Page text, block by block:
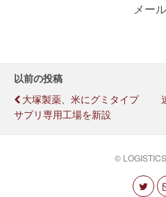
メー
以前の投稿
大塚製薬、米にグミタイプ
サプリ専用工場を新設
©